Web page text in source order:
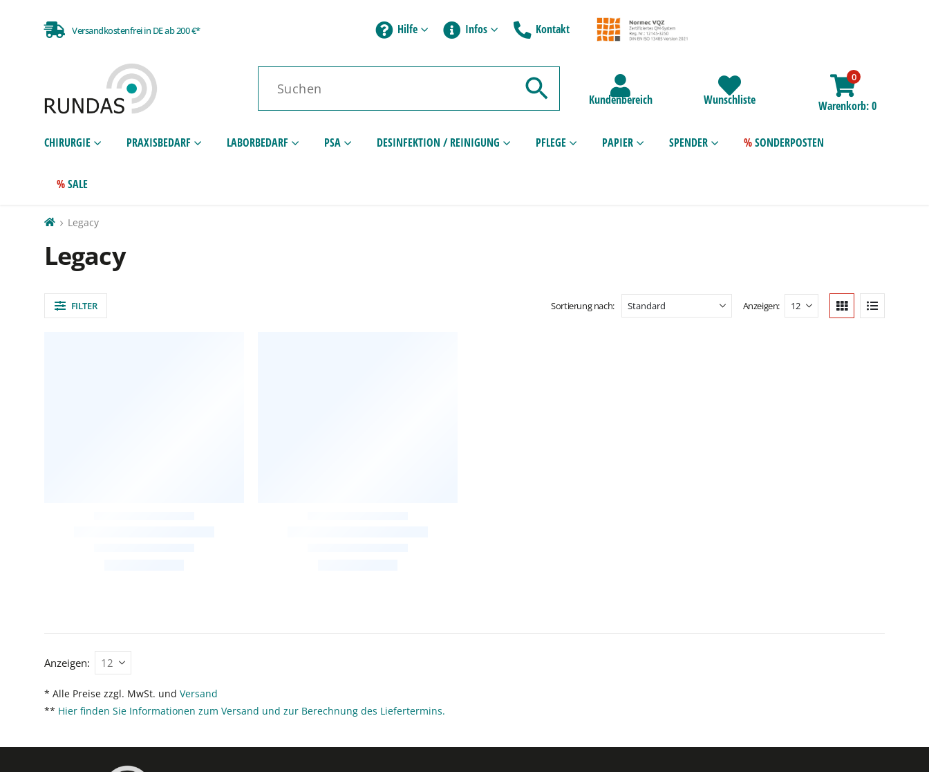
Versandkostenfrei in DE ab 200 €* Hilfe Infos Kontakt
Kundenbereich Wunschliste
0
Warenkorb 0
CHIRURGIE PRAXISBEDARF LABORBEDARF PSA DESINFEKTION / REINIGUNG PFLEGE PAPIER SPENDER SONDERPOSTEN
SALE
Legacy
Legacy
FILTER Sortierung nach: Anzeigen:
Anzeigen:
* Alle Preise zzgl. MwSt. und Versand
** Hier finden Sie Informationen zum Versand und zur Berechnung des Liefertermins.